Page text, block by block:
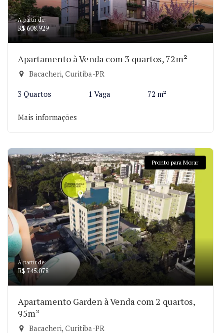
A partir de:
R$ 608.929
Apartamento à Venda com 3 quartos, 72m²
Bacacheri, Curitiba-PR
3 Quartos 1 Vaga 72 m²
Mais informações
Pronto para Morar
A partir de:
R$ 745.078
Apartamento Garden à Venda com 2 quartos,
95m²
Bacacheri, Curitiba-PR